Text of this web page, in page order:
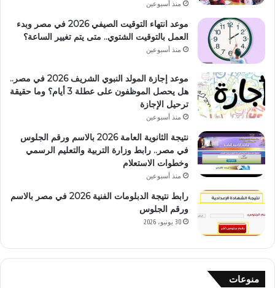
منذ أسبوعين
موعد انتهاء التوقيت الصيفي 2026 في مصر وبدء
العمل بالتوقيت الشتوي.. متى يتم تغيير الساعة؟
منذ أسبوعين
موعد إجازة المولد النبوي الشريف 2026 في مصر..
هل يحصل الموظفون على عطلة 3 أيام؟ وما حقيقة
ترحيل الإجازة
منذ أسبوعين
نتيجة الثانوية العامة 2026 بالاسم ورقم الجلوس
في مصر.. رابط وزارة التربية والتعليم الرسمي
وخطوات الاستعلام
منذ أسبوعين
رابط نتيجة الدبلومات الفنية 2026 في مصر بالاسم
ورقم الجلوس
30 يونيو، 2026
منوعات